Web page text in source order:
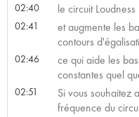
02:40 le circuit
02:41
et augmente les
contours
02:46
ce qui aide les
constantes quel
02:51
Si vous souhaitez
fréquence du